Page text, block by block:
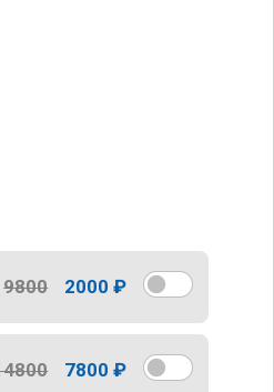
9800 2000 ₽
7800 ₽